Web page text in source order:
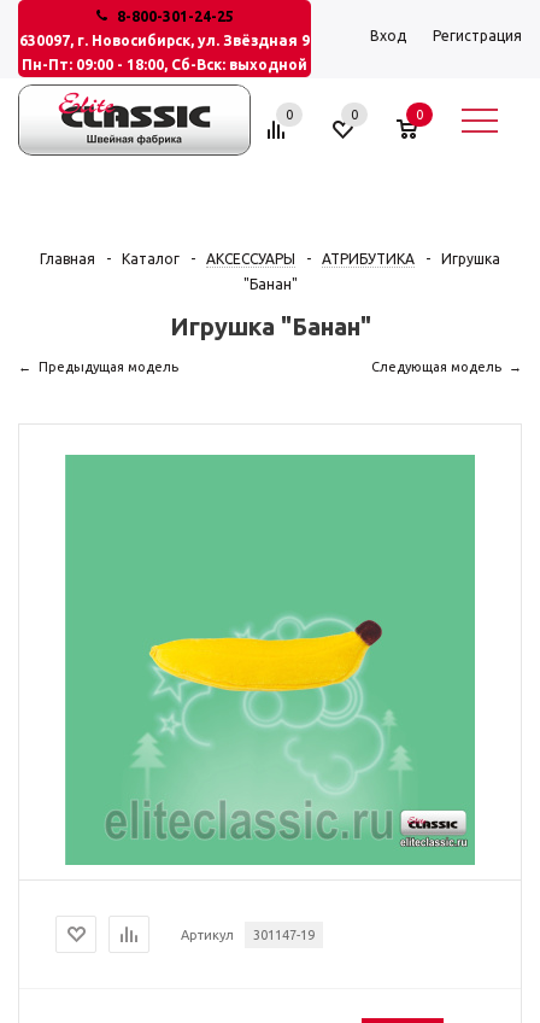
8-800-301-24-25
630097, г. Новосибирск, ул. Звёздная 9
Пн-Пт: 09:00 - 18:00, Сб-Вск: выходной
Вход Регистрация
0 0 0
Главная - Каталог - АКСЕССУАРЫ - АТРИБУТИКА -
Игрушка
"Банан"
Игрушка "Банан"
Артикул 301147-19
Предыдущая модель Следующая модель